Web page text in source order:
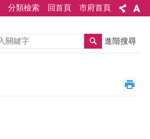
分類檢索 回首頁 市府首頁
搜尋 進階搜尋